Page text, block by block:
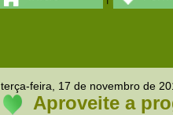
terça-feira, 17 de novembro de
Aproveite a